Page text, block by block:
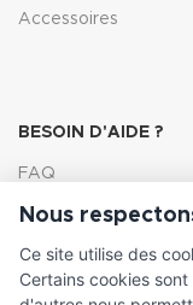
Accessoires
BESOIN D'AIDE ?
FAQ
Lexique
Comment choisir
Nous
Ce site utilise des
Certains cookies